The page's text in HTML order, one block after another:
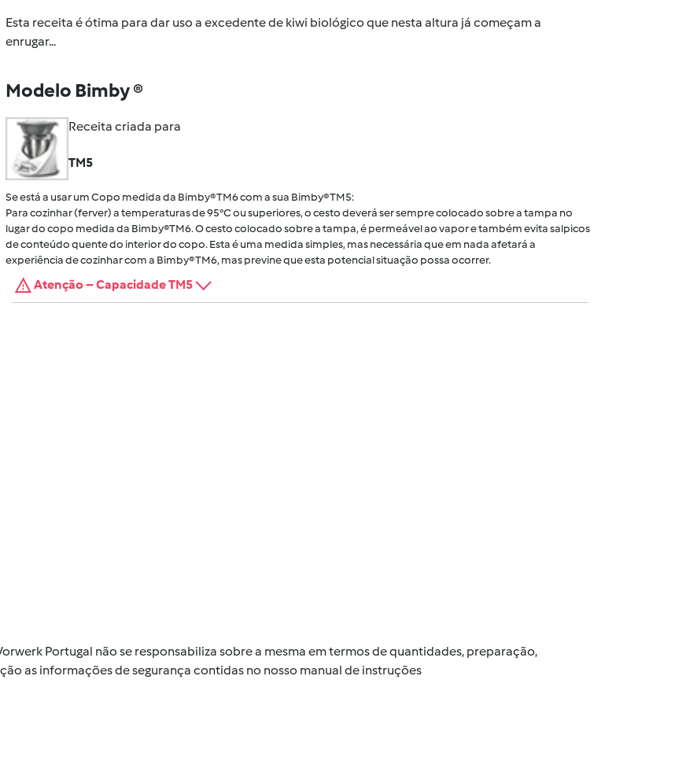
Esta receita é ótima para dar uso a excedente de kiwi biológico que nesta altura já começam a
enrugar...
Modelo Bimby ®
Receita criada para
TM5
Se está a usar um Copo medida da Bimby® TM6 com a sua Bimby® TM5:
Para cozinhar (ferver) a temperaturas de 95°C ou superiores, o cesto deverá ser sempre colocado sobre a tampa no
lugar do copo medida da Bimby®TM6. O cesto colocado sobre a tampa, é permeável ao vapor e também evita salpicos
de conteúdo quente do interior do copo. Esta é uma medida simples, mas necessária que em nada afetará a
experiência de cozinhar com a Bimby® TM6, mas previne que esta potencial situação possa ocorrer.
Atenção – Capacidade TM5
Portugal não se responsabiliza sobre a mesma em termos de quantidades, preparação,
as informações de segurança contidas no nosso manual de instruções